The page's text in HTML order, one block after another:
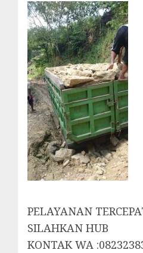
PELAYANAN
SILAHKAN HUB
KONTAK WA